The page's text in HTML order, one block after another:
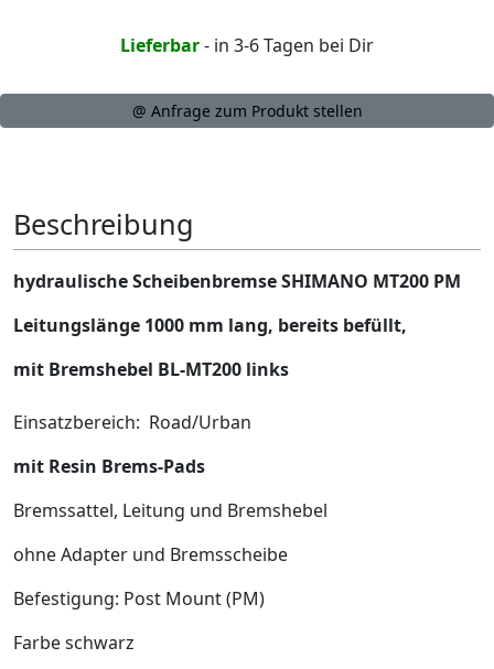
Lieferbar- in 3-6 Tagen bei Dir
@ Anfrage zum Produkt stellen
Beschreibung
hydraulische Scheibenbremse SHIMANO MT200 PM
Leitungslänge 1000 mm lang, bereits befüllt,
mit Bremshebel BL-MT200 links
Einsatzbereich: Road/Urban
mit Resin Brems-Pads
Bremssattel, Leitung und Bremshebel
ohne Adapter und Bremsscheibe
Befestigung: Post Mount (PM)
Farbe schwarz